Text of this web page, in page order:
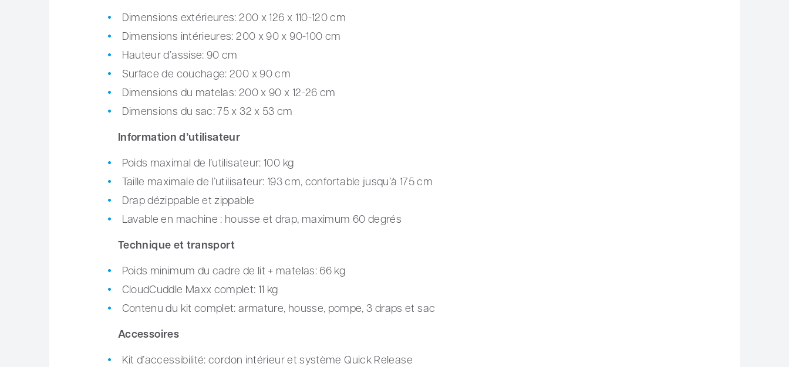
Dimensions extérieures: 200 x 126 x 110-120 cm
Dimensions intérieures: 200 x 90 x 90-100 cm
Hauteur d’assise: 90 cm
Surface de couchage: 200 x 90 cm
Dimensions du matelas: 200 x 90 x 12-26 cm
Dimensions du sac: 75 x 32 x 53 cm
Information d’utilisateur
Poids maximal de l’utilisateur: 100 kg
Taille maximale de l’utilisateur: 193 cm, confortable jusqu’à 175 cm
Drap dézippable et zippable
Lavable en machine : housse et drap, maximum 60 degrés
Technique et transport
Poids minimum du cadre de lit + matelas: 66 kg
CloudCuddle Maxx complet: 11 kg
Contenu du kit complet: armature, housse, pompe, 3 draps et sac
Accessoires
Kit d’accessibilité: cordon intérieur et système Quick Release